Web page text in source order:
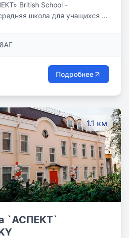
British School -
школа для учащихся с
9 классе в 2025-2026 учебном
дети,
школу с высокими
Подробнее
1.1 км
`АСПЕКТ`